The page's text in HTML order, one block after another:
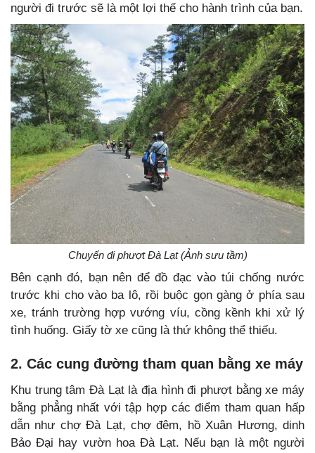
người đi trước sẽ là một lợi thế cho hành trình của bạn.
Chuyến đi phượt Đà Lạt (Ảnh sưu tầm)
Bên cạnh đó, bạn nên để đồ đạc vào túi chống nước
trước khi cho vào ba lô, rồi buộc gọn gàng ở phía sau
xe, tránh trường hợp vướng víu, cồng kềnh khi xử lý
tình huống. Giấy tờ xe cũng là thứ không thể thiếu.
2. Các cung đường tham quan bằng xe máy
Khu trung tâm Đà Lạt là địa hình đi phượt bằng xe máy
bằng phẳng nhất với tập hợp các điểm tham quan hấp
dẫn như chợ Đà Lạt, chợ đêm, hồ Xuân Hương, dinh
Bảo Đại hay vườn hoa Đà Lạt. Nếu bạn là một người